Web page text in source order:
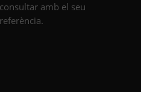
amb el seu